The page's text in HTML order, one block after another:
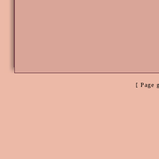
[ Page